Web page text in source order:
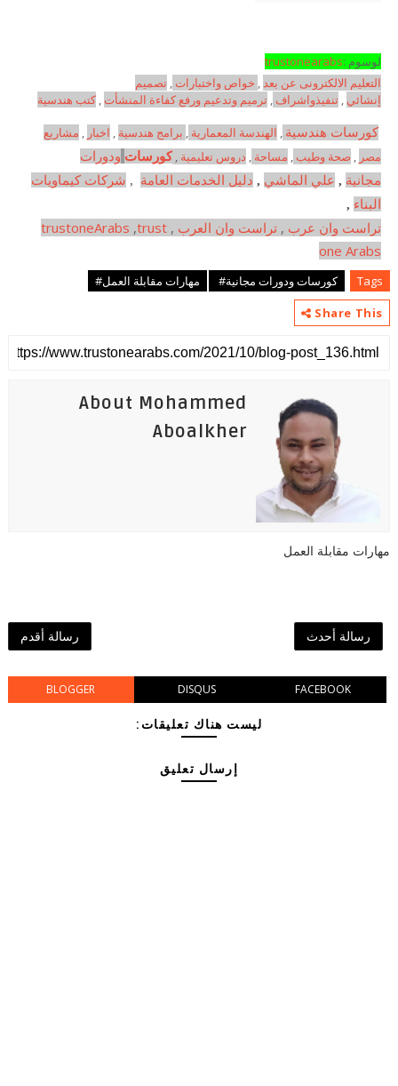
لوسوم :trustonearabs
التعليم الالكترونى عن بعد, خواص واختبارات , تصميم
إنشائي , تنفيذواشراف , ترميم وتدعيم ورفع كفاءة المنشأت ,كتب هندسية
كورسات هندسية , الهندسة المعمارية , برامج هندسية , اخبار , مشاريع
مصر , صحة وطيب , مساحة , دروس تعليمية , كورسات ودورات
مجانية , علي الماشي , دليل الخدمات العامة , شركات كيماويات
البناء ,
تراست وان عرب , تراست وان العرب ,
trustoneArabs ,trust
one Arabs
Tags كورسات ودورات مجانية#
مهارات مقابلة العمل#
Share This
About Mohammed
Aboalkher
مهارات مقابلة العمل
رسالة أحدث رسالة أقدم
BLOGGER DISQUS FACEBOOK
ليست هناك تعليقات:
إرسال تعليق